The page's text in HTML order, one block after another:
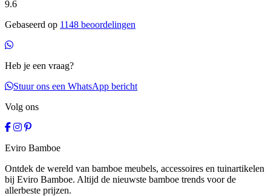
9.6
Gebaseerd op 1148 beoordelingen
Heb je een vraag?
Stuur ons een WhatsApp bericht
Volg ons
Eviro Bamboe
Ontdek de wereld van bamboe meubels, accessoires en tuinartikelen
bij Eviro Bamboe. Altijd de nieuwste bamboe trends voor de
allerbeste prijzen.